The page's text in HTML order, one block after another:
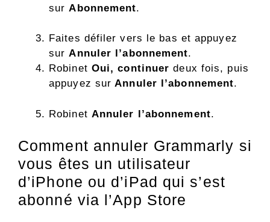
surAbonnement.
Faites défiler vers le bas et appuyez
surAnnuler l’abonnement.
Robinet Oui, continuer deux fois, puis
appuyez sur Annuler l’abonnement.
Robinet Annuler l’abonnement.
Comment annuler Grammarly si
vous êtes un utilisateur
d’iPhone ou d’iPad qui s’est
abonné via l’App Store